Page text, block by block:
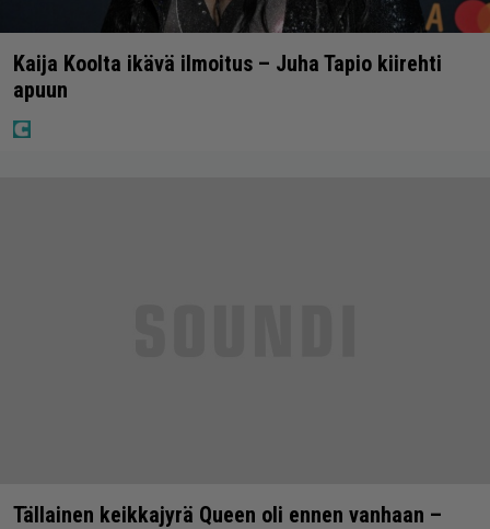
Kaija Koolta ikävä ilmoitus – Juha Tapio kiirehti
apuun
Tällainen keikkajyrä Queen oli ennen vanhaan –